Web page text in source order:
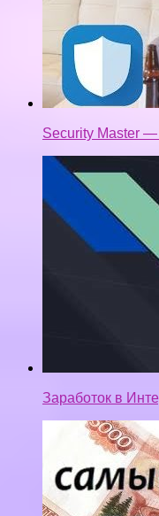
Security Master
Заработок в